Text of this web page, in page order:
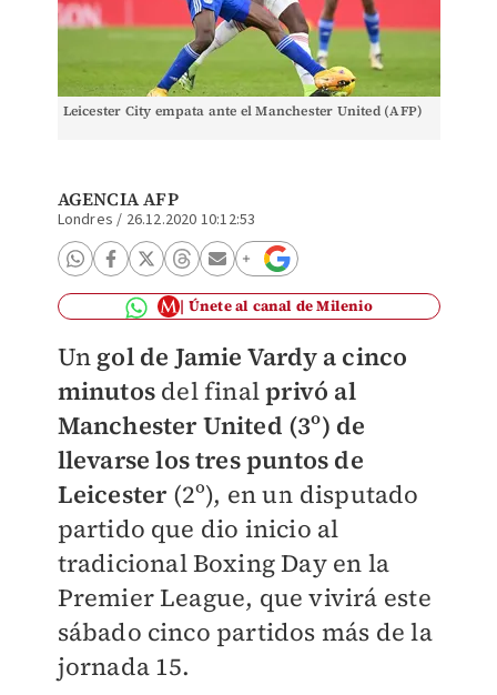
Leicester City empata ante el Manchester United (AFP)
AGENCIA AFP
Londres / 26.12.2020 10:12:53
Únete al canal de Milenio
Un gol de Jamie Vardy a cinco
minutos del finalprivó al
Manchester United (3º) de
llevarse los tres puntos de
Leicester (2º), en un disputado
partido que dio inicio al
tradicional Boxing Day en la
Premier League, que vivirá este
sábado cinco partidos más de la
jornada 15.